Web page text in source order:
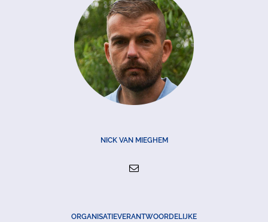
NICK VAN MIEGHEM
ORGANISATIEVERANTWOORDELIJKE